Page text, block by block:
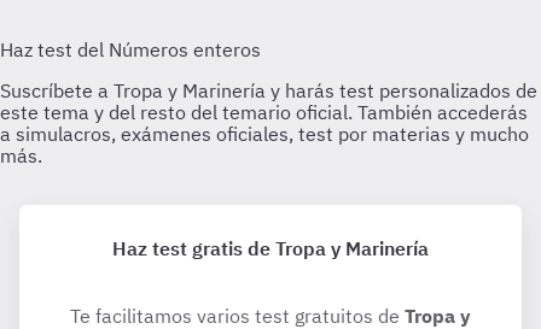
Haz test gratis de Tropa y Marinería
Te facilitamos varios test gratuitos de Tropa y